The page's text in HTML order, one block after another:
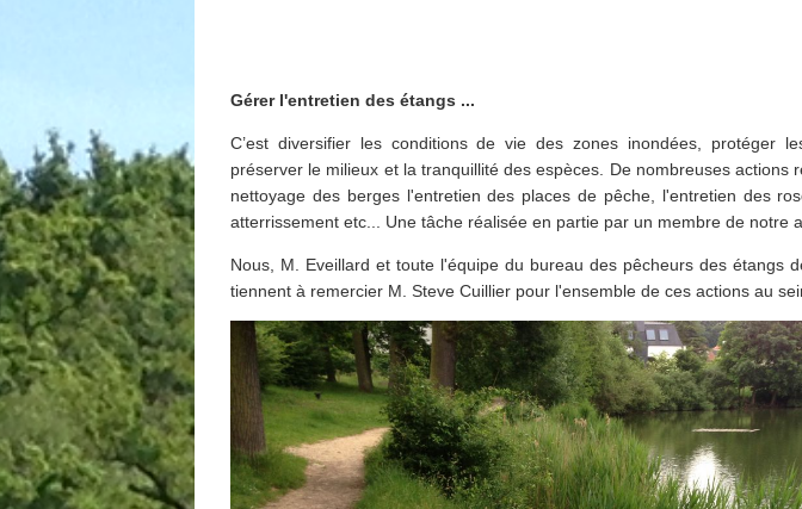
Gérer l'entretien des étangs ...
C’est diversifier les conditions de vie des zones inondées, protéger
préserver le milieux et la tranquillité des espèces. De nombreuses actions
nettoyage des berges l'entretien des places de pêche, l'entretien des
atterrissement etc... Une tâche réalisée en partie par un membre de notre
Nous, M. Eveillard et toute l'équipe du bureau des pêcheurs des étangs
tiennent à remercier M. Steve Cuillier pour l'ensemble de ces actions au